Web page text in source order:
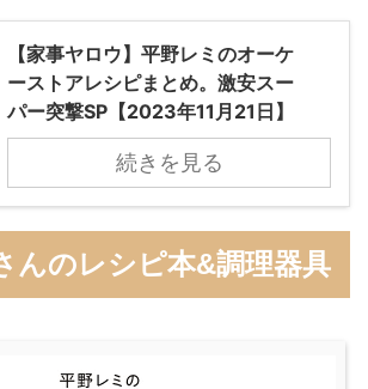
【家事ヤロウ】平野レミのオーケ
ーストアレシピまとめ。激安スー
パー突撃SP【2023年11月21日】
続きを見る
んのレシピ本&調理器具